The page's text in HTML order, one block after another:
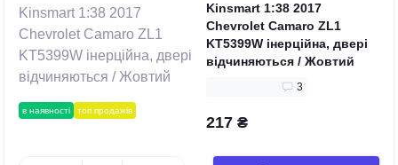
в наявності топ продажів
Kinsmart 1:38 2017
Chevrolet Camaro ZL1
KT5399W інерційна, двері
відчиняються / Жовтий
3
217 ₴